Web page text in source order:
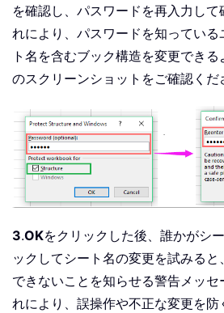
を確認し、パスワードを再入力して
れにより、パスワードを知ってい
ト名を含むブック構造を変更でき
のスクリーンショットをご確認くだ
3.OKをクリックした後、誰かがシ
ックしてシート名の変更を試みる
できないことを知らせる警告メッセ
れにより、誤操作や不正な変更を